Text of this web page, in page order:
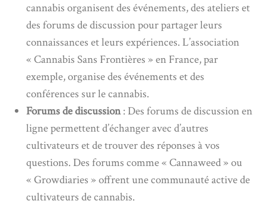
cannabis organisent des événements, des ateliers et
des forums de discussion pour partager leurs
connaissances et leurs expériences. L’association
« Cannabis Sans Frontières » en France, par
exemple, organise des événements et des
conférences sur le cannabis.
Forums de discussion: Des forums de discussion en
ligne permettent d’échanger avec d’autres
cultivateurs et de trouver des réponses à vos
questions. Des forums comme « Cannaweed » ou
« Growdiaries » offrent une communauté active de
cultivateurs de cannabis.